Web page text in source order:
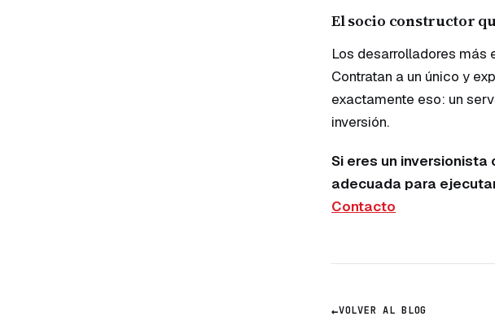
El socio constructor
Los desarrolladores más
Contratan a un único y
exactamente eso: un
inversión.
Si eres un
adecuada para
Contacto
←VOLVER AL BLOG